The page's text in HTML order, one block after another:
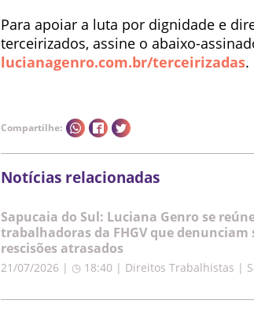
Para apoiar a luta por dignidade e
terceirizados, assine o abaixo-
lucianagenro.com.br/terceirizadas.
Compartilhe:
Notícias relacionadas
Sapucaia do Sul: Luciana Genro se
trabalhadoras da FHGV que denunciam
rescisões atrasados
21/07/2026 | ◷ 18:40 | Direitos Trabalhistas |